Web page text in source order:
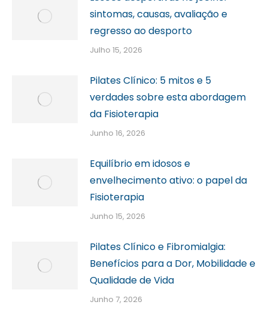
sintomas, causas, avaliação e
regresso ao desporto
Julho 15, 2026
Pilates Clínico: 5 mitos e 5
verdades sobre esta abordagem
da Fisioterapia
Junho 16, 2026
Equilíbrio em idosos e
envelhecimento ativo: o papel da
Fisioterapia
Junho 15, 2026
Pilates Clínico e Fibromialgia:
Benefícios para a Dor, Mobilidade e
Qualidade de Vida
Junho 7, 2026